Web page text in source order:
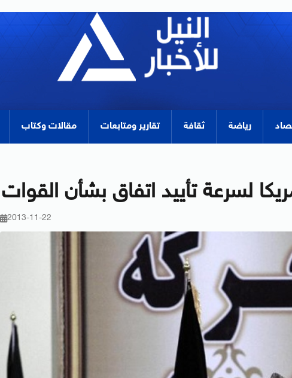
رياضة ثقافة تقارير ومتابعات مقالات وكتاب
لسرعة تأييد اتفاق بشأن القوات
2013-11-22